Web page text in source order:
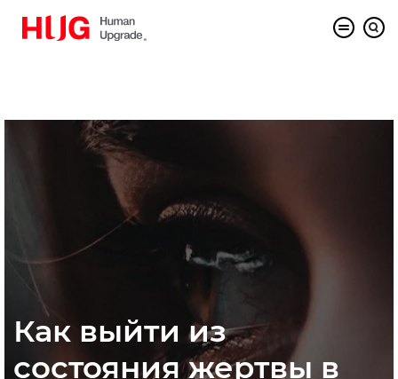
Как выйти из
состояния жертвы в